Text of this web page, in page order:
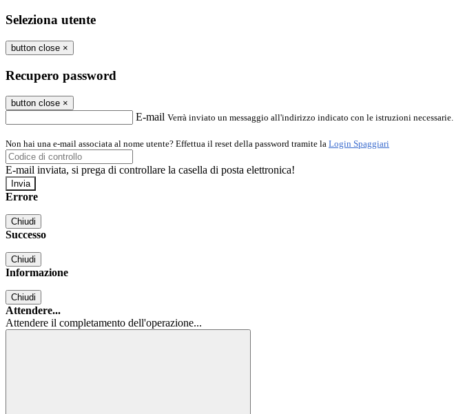
Seleziona utente
button close ×
Recupero password
button close ×
E-mail Verrà inviato un messaggio all'indirizzo indicato con le istruzioni necessarie.
Non hai una e-mail associata al nome utente? Effettua il reset della password tramite la Login Spaggiari
E-mail inviata, si prega di controllare la casella di posta elettronica!
Errore
Chiudi
Successo
Chiudi
Informazione
Chiudi
Attendere...
Attendere il completamento dell'operazione...